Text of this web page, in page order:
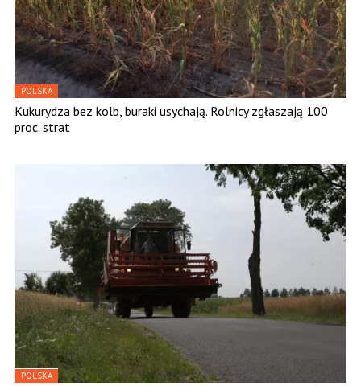
POLSKA
Kukurydza bez kolb, buraki usychają. Rolnicy zgłaszają 100
proc. strat
POLSKA